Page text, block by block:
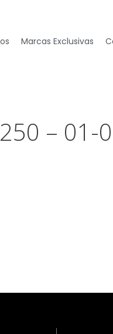
Marcas Exclusivas
– 01-